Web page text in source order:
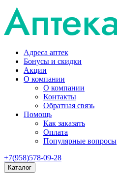
Адреса аптек
Бонусы и скидки
Акции
О компании
О компании
Контакты
Обратная связь
Помощь
Как заказать
Оплата
Популярные вопросы
+7(958)578-09-28
Каталог